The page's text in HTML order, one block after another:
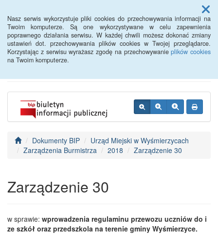
Nasz serwis wykorzystuje pliki cookies do przechowywania informacji na
Twoim komputerze. Są one wykorzystywane w celu zapewnienia
poprawnego działania serwisu. W każdej chwili możesz dokonać zmiany
ustawień dot. przechowywania plików cookies w Twojej przeglądarce.
Korzystając z serwisu wyrażasz zgodę na przechowywanieplików cookies
na Twoim komputerze.
Menu
BIP - Urząd Miejski
Wyśmierzyce
Dokumenty BIP
Urząd Miejski w Wyśmierzycach
Zarządzenia Burmistrza
2018 Zarządzenie 30
Zarządzenie 30
w sprawie: wprowadzenia regulaminu przewozu uczniów do i
ze szkół oraz przedszkola na terenie gminy Wyśmierzyce.